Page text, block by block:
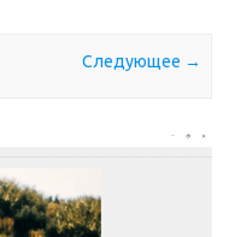
Следующее →